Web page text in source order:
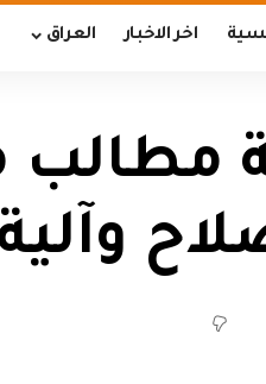
اخر الاخبار العراق